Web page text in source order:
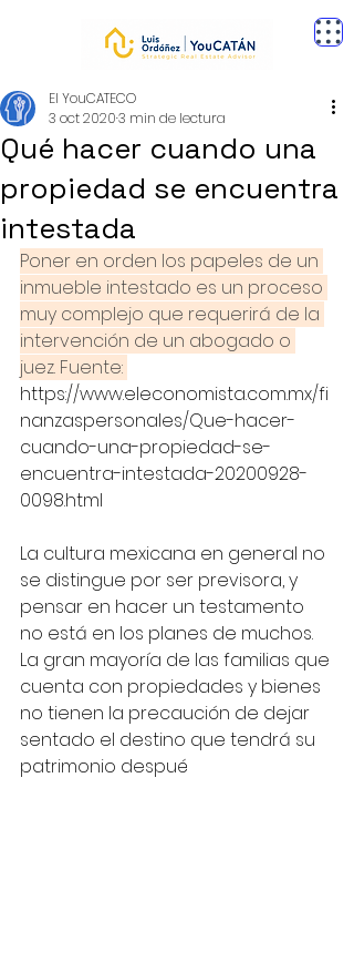
Qué hacer cuando una
propiedad se encuentra
intestada
El YouCATECO
3 oct 20203 min de lectura
Poner en orden los papeles de un
inmueble intestado es un proceso
muy complejo que requerirá de la
intervención de un abogado o
juez. Fuente:
https://www.eleconomista.com.mx/fi
nanzaspersonales/Que-hacer-
cuando-una-propiedad-se-
encuentra-intestada-20200928-
0098.html
La cultura mexicana en general no
se distingue por ser previsora, y
pensar en hacer un testamento
no está en los planes de muchos.
La gran mayoría de las familias que
cuenta con propiedades y bienes
no tienen la precaución de dejar
sentado el destino que tendrá su
patrimonio despué